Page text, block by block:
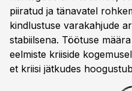
piiratud ja tänavatel
kindlustuse varakahjude
stabiilsena. Töötuse
eelmiste kriiside
et kriisi jätkudes